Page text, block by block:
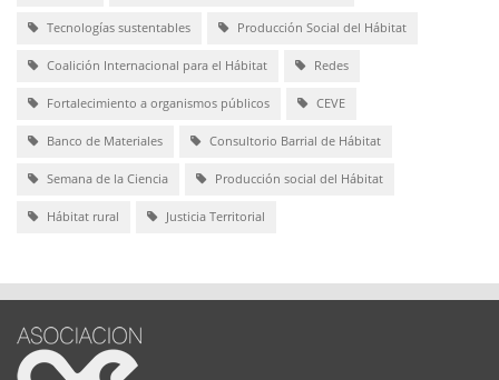
Tecnologías sustentables Producción Social del Hábitat
Coalición Internacional para el Hábitat Redes
Fortalecimiento a organismos públicos CEVE
Banco de Materiales Consultorio Barrial de Hábitat
Semana de la Ciencia Producción social del Hábitat
Hábitat rural Justicia Territorial